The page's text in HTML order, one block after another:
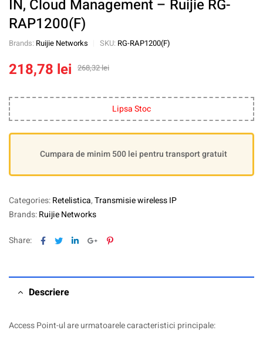
IN, Cloud Management – Ruijie RG-
RAP1200(F)
Brands: Ruijie Networks SKU: RG-RAP1200(F)
268,32lei
218,78 lei
Lipsa Stoc
Cumpara de minim 500 lei pentru transport gratuit
Categories:Retelistica,Transmisie wireless IP
Brands:Ruijie Networks
Share: Facebook
TwitterLinkedinGoogle+Pinterest
Descriere
Access Point-ul are urmatoarele caracteristici principale: